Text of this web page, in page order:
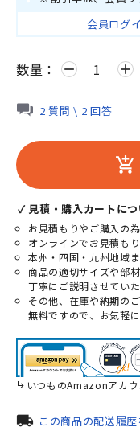
会員ログ
数量： remove add
2 質問 \ 2 回答
add_shopping_cart
✓ 見積・購入カートにつ
お見積もりやご購入の
オンラインでお見積も
本州・四国・九州地域
商品の適切サイズや部
丁寧にご説明させていた
その他、在庫や納期の
無料ですので、お気軽
いつものAmazonアカウ
local_shipping この商品の配送履歴